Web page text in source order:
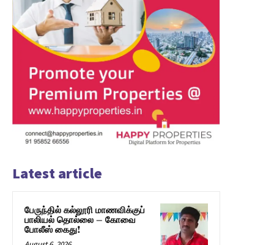
Latest article
பேருந்தில் கல்லூரி மாணவிக்குப்
பாலியல் தொல்லை – கோவை
போலீஸ் கைது!